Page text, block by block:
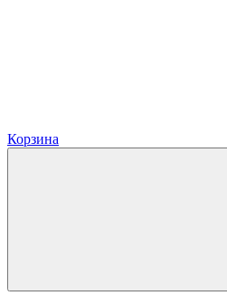
Корзина